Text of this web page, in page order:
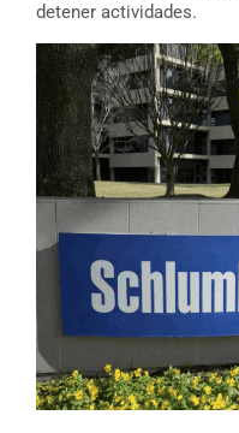
detener actividades.